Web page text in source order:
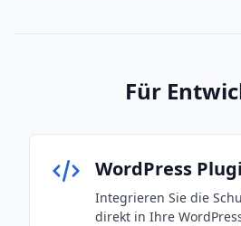
Für
WordPress
Integrieren Sie die
direkt in Ihre